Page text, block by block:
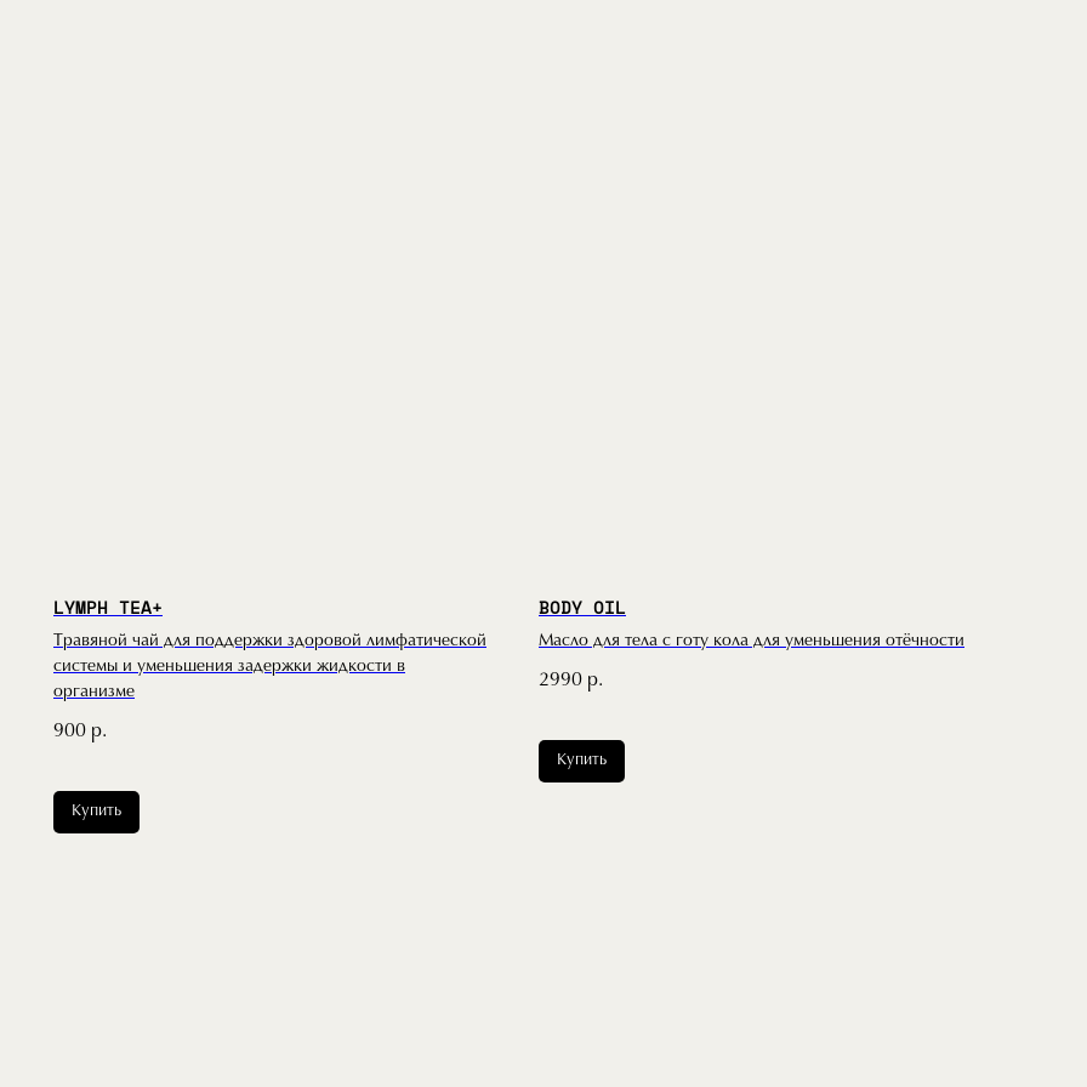
LYMPH TEA+
Травяной чай для поддержки здоровой лимфатической
системы и уменьшения задержки жидкости в
организме
900 р.
Купить
BODY OIL
Масло для тела с готу кола для уменьшения отёчности
2990 р.
Купить